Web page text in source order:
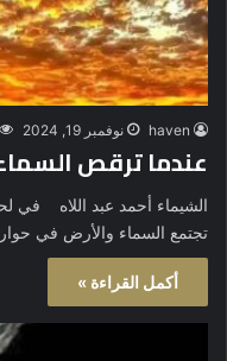
haven نوفمبر 19, 2024
عندما ترقص السماء
الشيماء أحمد عبد اللاه في
تجتمع السماء والأرض في
أكمل القراءة »